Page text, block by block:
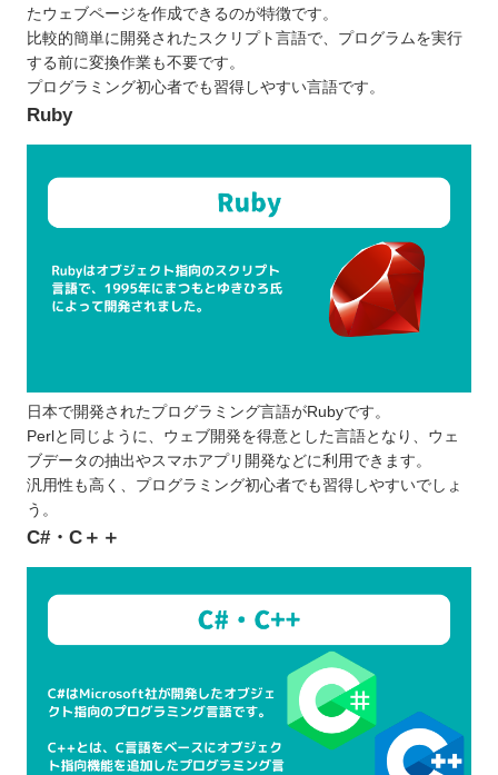
たウェブページを作成できるのが特徴です。
比較的簡単に開発されたスクリプト言語で、プログラムを実行
する前に変換作業も不要です。
プログラミング初心者でも習得しやすい言語です。
Ruby
日本で開発されたプログラミング言語がRubyです。
Perlと同じように、ウェブ開発を得意とした言語となり、ウェ
ブデータの抽出やスマホアプリ開発などに利用できます。
汎用性も高く、プログラミング初心者でも習得しやすいでしょ
う。
C#・C＋＋